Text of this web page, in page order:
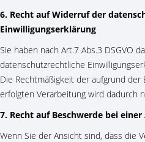
6. Recht auf Widerruf der
Einwilligungserklärung
Sie haben nach Art.7 Abs.3 DSGVO
datenschutzrechtliche
Die Rechtmäßigkeit der aufgrund der
erfolgten Verarbeitung wird dadurch
7. Recht auf Beschwerde bei
Wenn Sie der Ansicht sind, dass die